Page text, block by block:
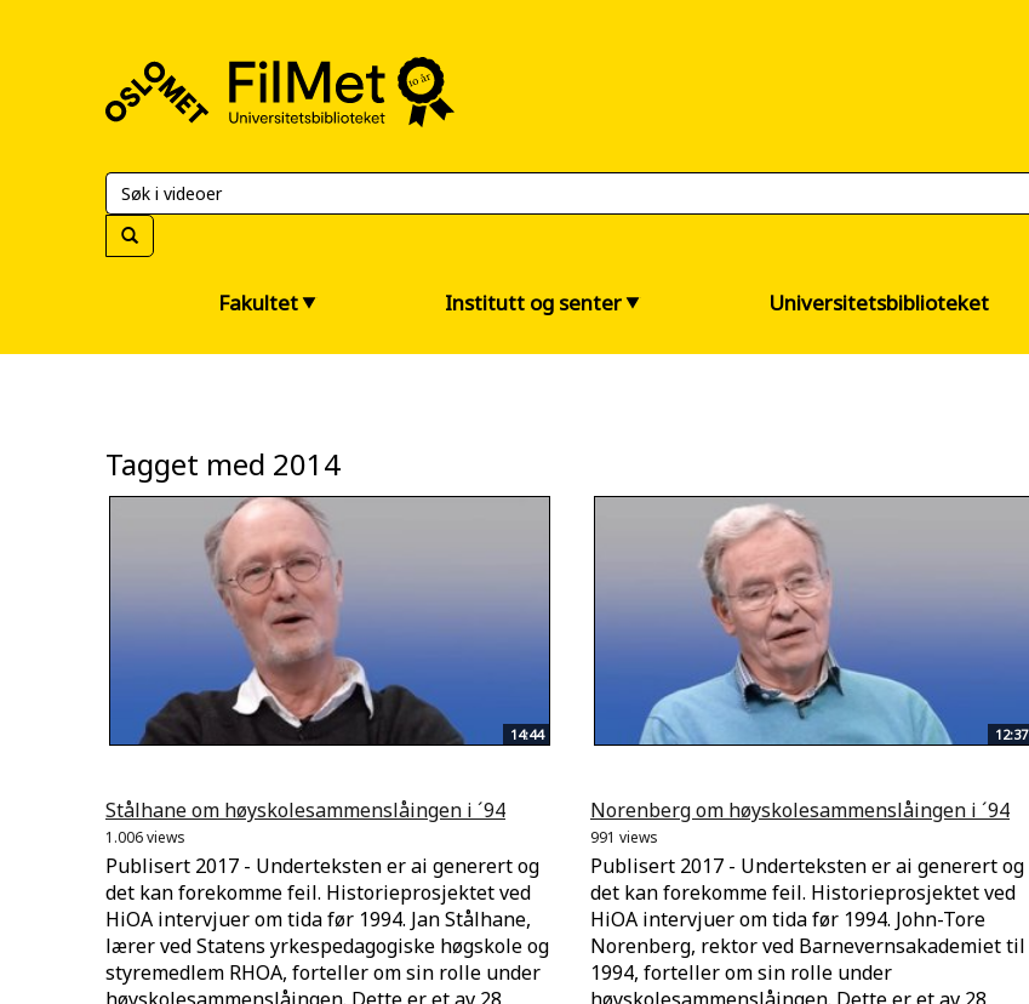
Universitetsbiblioteket
Fakultet Institutt og senter Universitetsbiblioteket
Tagget med 2014
14:44
Stålhane om høyskolesammenslåingen i ´94
1.006 views
Publisert 2017 - Underteksten er ai generert og
det kan forekomme feil. Historieprosjektet ved
HiOA intervjuer om tida før 1994. Jan Stålhane,
lærer ved Statens yrkespedagogiske høgskole og
styremedlem RHOA, forteller om sin rolle under
12:37
Norenberg om høyskolesammenslåingen i ´94
991 views
Publisert 2017 - Underteksten er ai generert og
det kan forekomme feil. Historieprosjektet ved
HiOA intervjuer om tida før 1994. John-Tore
Norenberg, rektor ved Barnevernsakademiet til
1994, forteller om sin rolle under